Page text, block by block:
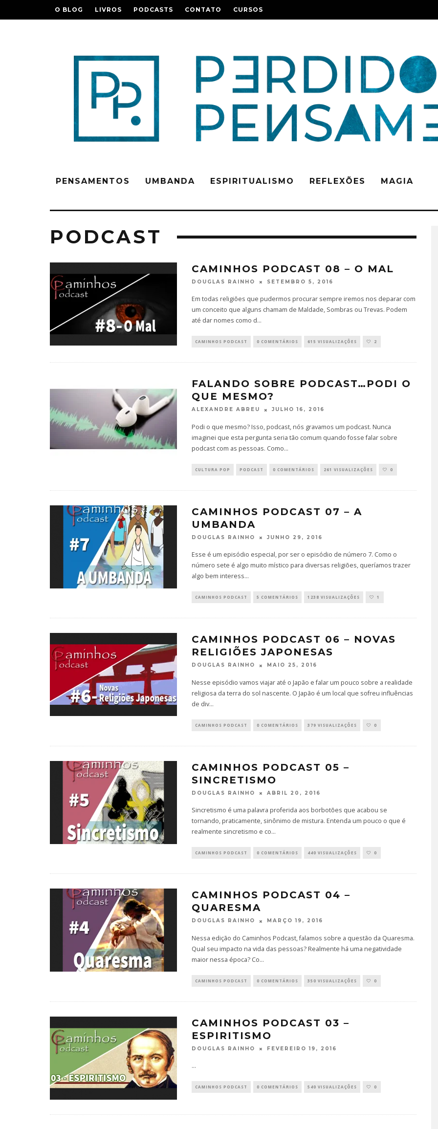
O BLOG LIVROS PODCASTS CONTATO CURSOS
PENSAMENTOS UMBANDA ESPIRITUALISMO REFLEXÕES MAGIA
PODCAST
CAMINHOS PODCAST 08 – O MAL
DOUGLAS RAINHO SETEMBRO 5, 2016
Em todas religiões que pudermos procurar sempre iremos nos deparar com
um conceito que alguns chamam de Maldade, Sombras ou Trevas. Podem
até dar nomes como d...
CAMINHOS PODCAST 0 COMENTÁRIOS 615 VISUALIZAÇÕES 2
FALANDO SOBRE PODCAST…PODI O
QUE MESMO?
ALEXANDRE ABREU JULHO 16, 2016
Podi o que mesmo? Isso, podcast, nós gravamos um podcast. Nunca
imaginei que esta pergunta seria tão comum quando fosse falar sobre
podcast com as pessoas. Como...
CULTURA POP PODCAST 0 COMENTÁRIOS 261 VISUALIZAÇÕES 0
CAMINHOS PODCAST 07 – A
UMBANDA
DOUGLAS RAINHO JUNHO 29, 2016
Esse é um episódio especial, por ser o episódio de número 7. Como o
número sete é algo muito místico para diversas religiões, queríamos trazer
algo bem interess...
CAMINHOS PODCAST 5 COMENTÁRIOS 1238 VISUALIZAÇÕES 1
CAMINHOS PODCAST 06 – NOVAS
RELIGIÕES JAPONESAS
DOUGLAS RAINHO MAIO 25, 2016
Nesse episódio vamos viajar até o Japão e falar um pouco sobre a realidade
religiosa da terra do sol nascente. O Japão é um local que sofreu influências
de div...
CAMINHOS PODCAST 0 COMENTÁRIOS 379 VISUALIZAÇÕES 0
CAMINHOS PODCAST 05 –
SINCRETISMO
DOUGLAS RAINHO ABRIL 20, 2016
Sincretismo é uma palavra proferida aos borbotões que acabou se
tornando, praticamente, sinônimo de mistura. Entenda um pouco o que é
realmente sincretismo e co...
CAMINHOS PODCAST 0 COMENTÁRIOS 440 VISUALIZAÇÕES 0
CAMINHOS PODCAST 04 –
QUARESMA
DOUGLAS RAINHO MARÇO 19, 2016
Nessa edição do Caminhos Podcast, falamos sobre a questão da Quaresma.
Qual seu impacto na vida das pessoas? Realmente há uma negatividade
maior nessa época? Co...
CAMINHOS PODCAST 0 COMENTÁRIOS 350 VISUALIZAÇÕES 0
CAMINHOS PODCAST 03 –
ESPIRITISMO
DOUGLAS RAINHO FEVEREIRO 19, 2016
...
CAMINHOS PODCAST 0 COMENTÁRIOS 540 VISUALIZAÇÕES 0